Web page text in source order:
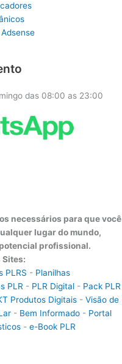
das 08:00 as 23:00
necessários para que você
lugar do mundo,
profissional.
Sites:
PLRS - Planilhas
PLR - PLR Digital- Pack PLR
Produtos Digitais- Visão de
- Bem Informado - Portal
- e-Book PLR